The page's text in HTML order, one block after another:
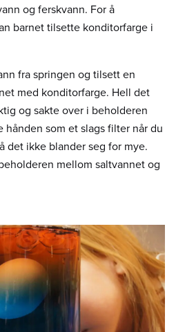
og ferskvann. For å
barnet tilsette konditorfarge i
fra springen og tilsett en
med konditorfarge. Hell det
og sakte over i beholderen
hånden som et slags filter når du
det ikke blander seg for mye.
mellom saltvannet og